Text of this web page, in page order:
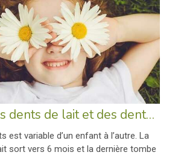
L’éruption des dents de lait et des dents définitives
est variable d’un enfant à l’autre. La
sort vers 6 mois et la dernière tombe